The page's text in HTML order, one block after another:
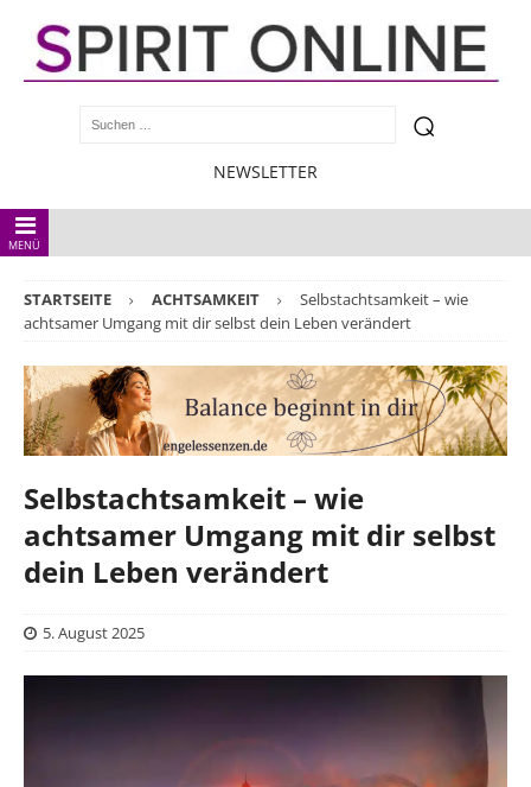
NEWSLETTER
MENÜ
STARTSEITE ACHTSAMKEIT
Selbstachtsamkeit – wie
achtsamer Umgang mit dir selbst dein Leben verändert
Selbstachtsamkeit – wie
achtsamer Umgang mit dir selbst
dein Leben verändert
5. August 2025